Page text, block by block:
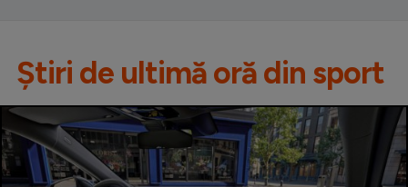
Știri de ultimă oră din sport